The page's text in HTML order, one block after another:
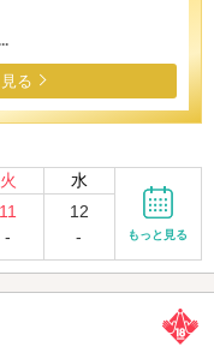
る
火 水
11
-
12
-
もっと見る